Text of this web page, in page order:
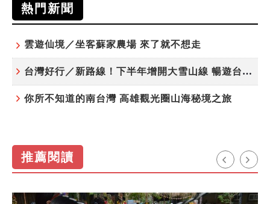
熱門新聞
雲遊仙境／坐客蘇家農場 來了就不想走
台灣好行／新路線！下半年增開大雪山線 暢遊台中更便利
你所不知道的南台灣 高雄觀光圈山海秘境之旅
推薦閱讀